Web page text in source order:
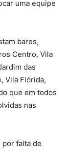
uma equipe
bares,
Centro, Vila
das
Vila Flórida,
que em todos
nas
por falta de